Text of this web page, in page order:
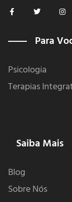
F
a
o
-
f
T
w
t
e
I
n
a
g
Para
Psicologia
Terapias
Saiba Mais
Blog
Sobre Nós